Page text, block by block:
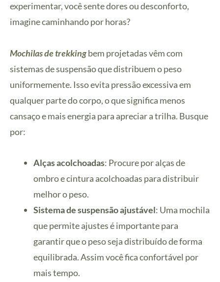
experimentar, você sente dores ou desconforto,
imagine caminhando por horas?
Mochilas de trekkingbem projetadas vêm com
sistemas de suspensão que distribuem o peso
uniformemente. Isso evita pressão excessiva em
qualquer parte do corpo, o que significa menos
cansaço e mais energia para apreciar a trilha. Busque
por:
Alças acolchoadas: Procure por alças de
ombro e cintura acolchoadas para distribuir
melhor o peso.
Sistema de suspensão ajustável: Uma mochila
que permite ajustes é importante para
garantir que o peso seja distribuído de forma
equilibrada. Assim você fica confortável por
mais tempo.